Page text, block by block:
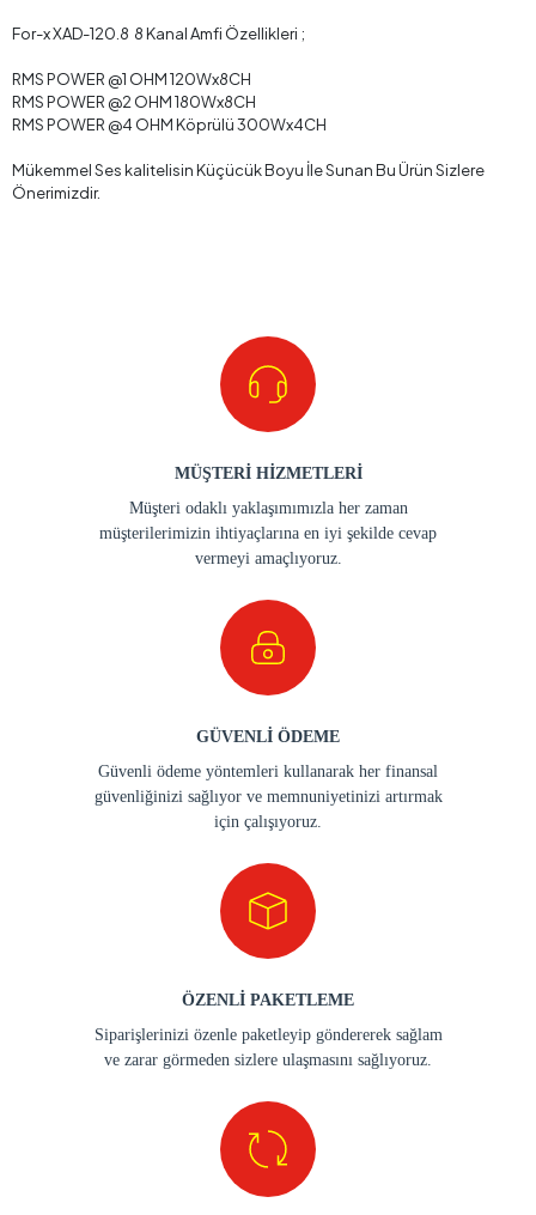
For-x XAD-120.8 8 Kanal Amfi Özellikleri ;
RMS POWER @1 OHM 120Wx8CH
RMS POWER @2 OHM 180Wx8CH
RMS POWER @4 OHM Köprülü 300Wx4CH
Mükemmel Ses kalitelisin Küçücük Boyu İle Sunan Bu Ürün Sizlere
Önerimizdir.
MÜŞTERİ HİZMETLERİ
Müşteri odaklı yaklaşımımızla her zaman
müşterilerimizin ihtiyaçlarına en iyi şekilde cevap
vermeyi amaçlıyoruz.
GÜVENLİ ÖDEME
Güvenli ödeme yöntemleri kullanarak her finansal
güvenliğinizi sağlıyor ve memnuniyetinizi artırmak
için çalışıyoruz.
ÖZENLİ PAKETLEME
Siparişlerinizi özenle paketleyip göndererek sağlam
ve zarar görmeden sizlere ulaşmasını sağlıyoruz.